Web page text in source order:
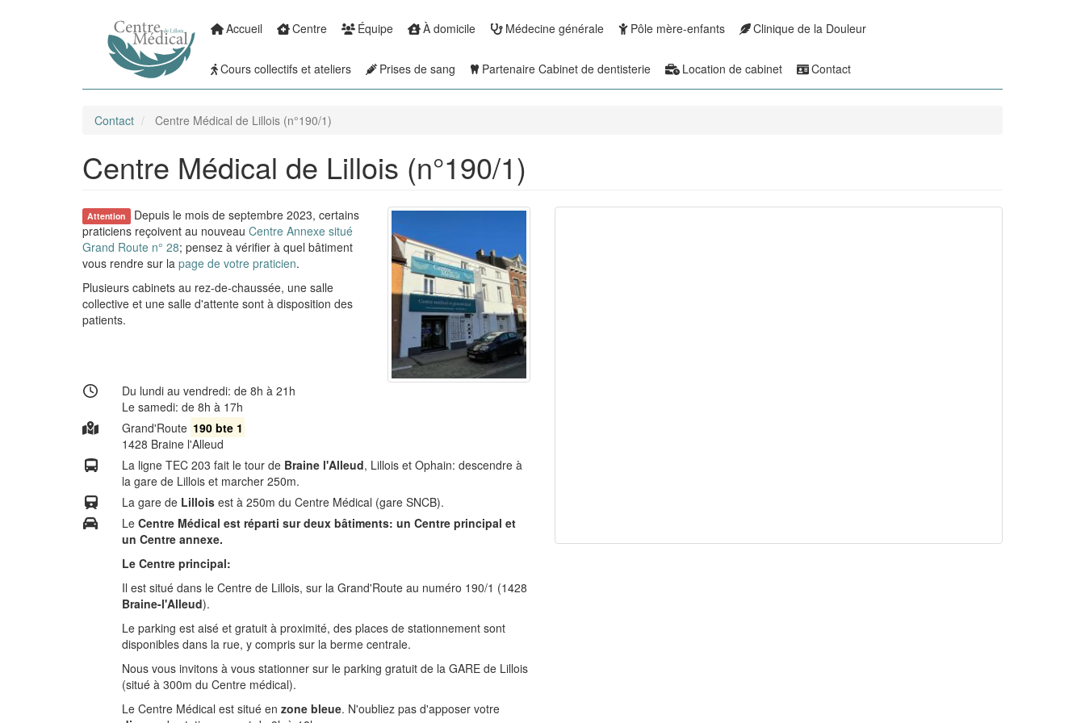
Main
navigation
Accueil Centre Équipe À domicile Médecine générale Pôle mère-enfants Clinique de la Douleur
Cours collectifs et ateliers Prises de sang Partenaire Cabinet de dentisterie Location de cabinet Contact
Contact Centre Médical de Lillois (n°190/1)
Centre Médical de Lillois (n°190/1)
Attention Depuis le mois de septembre 2023, certains
praticiens reçoivent au nouveau Centre Annexe situé
Grand Route n° 28; pensez à vérifier à quel bâtiment
vous rendre sur la page de votre praticien.
Plusieurs cabinets au rez-de-chaussée, une salle
collective et une salle d'attente sont à disposition des
patients.
Du lundi au vendredi: de 8h à 21h
Le samedi: de 8h à 17h
Grand'Route 190 bte 1
1428 Braine l'Alleud
La ligne TEC 203 fait le tour de Braine l'Alleud, Lillois et Ophain: descendre à
la gare de Lillois et marcher 250m.
La gare de Lilloisest à 250m du Centre Médical (gare SNCB).
Le Centre Médical est réparti sur deux bâtiments: un Centre principal et
un Centre annexe.
Le Centre principal:
Il est situé dans le Centre de Lillois, sur la Grand'Route au numéro 190/1 (1428
Braine-l'Alleud).
Le parking est aisé et gratuit à proximité, des places de stationnement sont
disponibles dans la rue, y compris sur la berme centrale.
Nous vous invitons à vous stationner sur le parking gratuit de la GARE de Lillois
(situé à 300m du Centre médical).
Le Centre Médical est situé en zone bleue. N'oubliez pas d'apposer votre